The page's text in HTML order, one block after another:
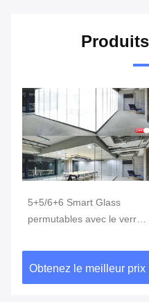
5+5/6+6 Smart Glass
permutables avec le verre
PDHL
Obtenez le meilleur prix